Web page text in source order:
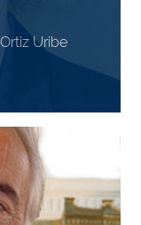
Uribe